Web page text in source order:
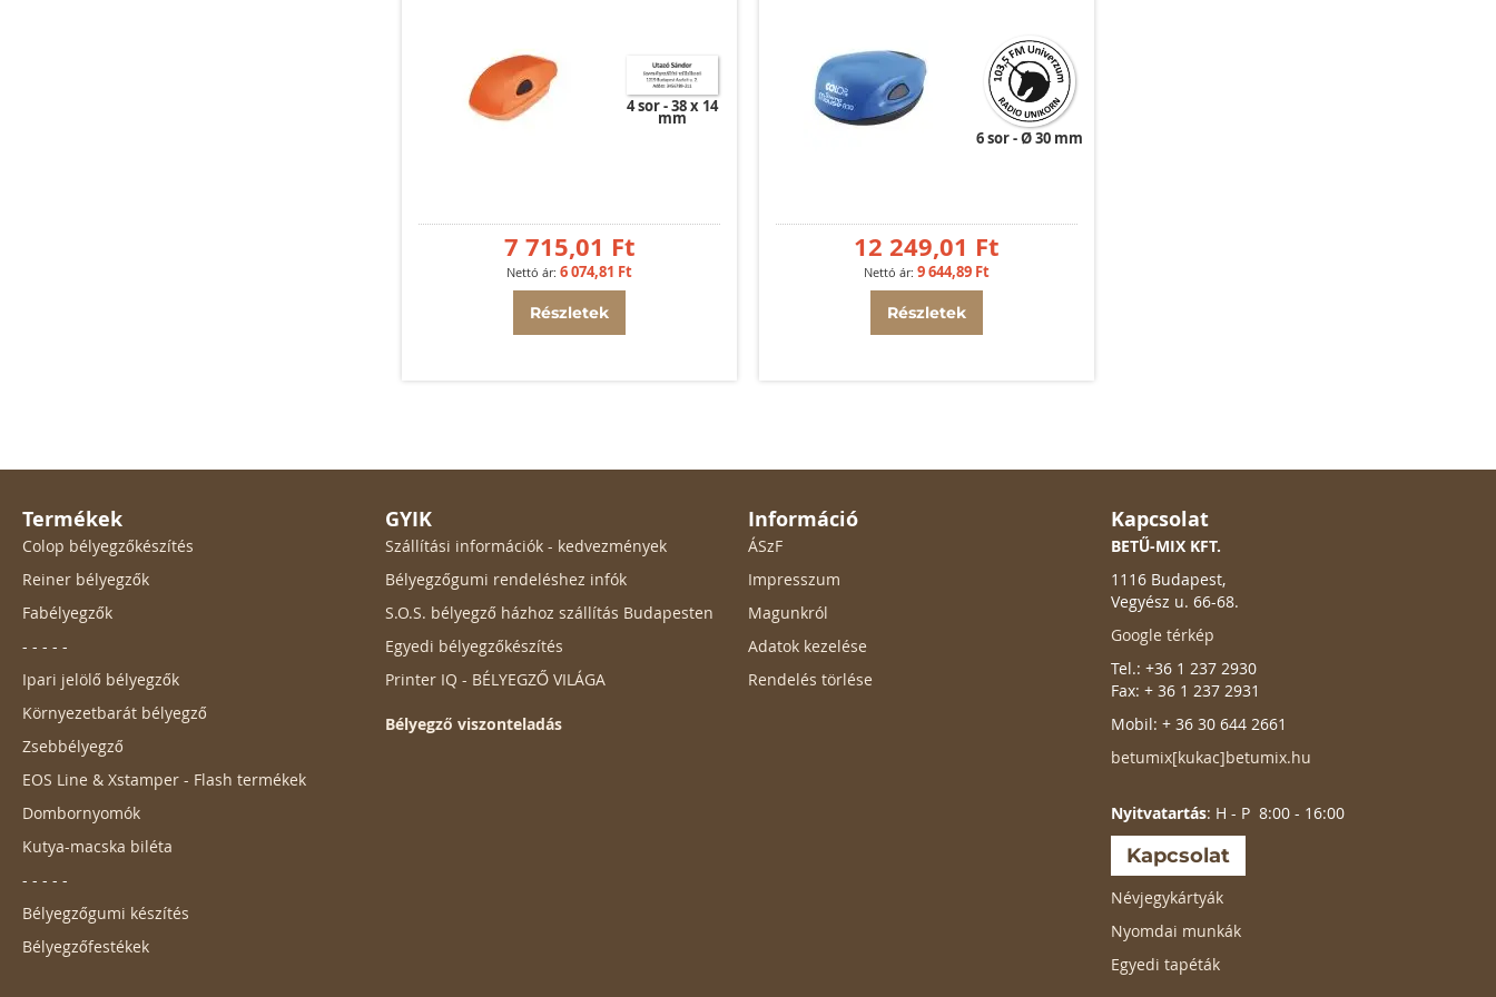
4 sor 38 x 14
mm
7 715,01 Ft
6 074,81 Ft
Részletek
6 sor Ø 30 mm
12 249,01 Ft
9 644,89 Ft
Részletek
Termékek
Colop bélyegzőkészítés
Reiner bélyegzők
Fabélyegzők
- - - - -
Ipari jelölő bélyegzők
Környezetbarát bélyegző
Zsebbélyegző
EOS Line & Xstamper - Flash termékek
Dombornyomók
Kutya-macska biléta
- - - - -
Bélyegzőgumi készítés
Bélyegzőfestékek
GYIK
Szállítási információk - kedvezmények
Bélyegzőgumi rendeléshez infók
S.O.S. bélyegző házhoz szállítás Budapesten
Egyedi bélyegzőkészítés
Printer IQ - BÉLYEGZŐ VILÁGA
Bélyegző viszonteladás
Információ
ÁSzF
Impresszum
Magunkról
Adatok kezelése
Rendelés törlése
Kapcsolat
BETŰ-MIX KFT.
1116 Budapest,
Vegyész u. 66-68.
Google térkép
Tel.: +36 1 237 2930
Fax: + 36 1 237 2931
Mobil: + 36 30 644 2661
betumix[kukac]betumix.hu
Nyitvatartás: H - P 8:00 - 16:00
Kapcsolat
Névjegykártyák
Nyomdai munkák
Egyedi tapéták